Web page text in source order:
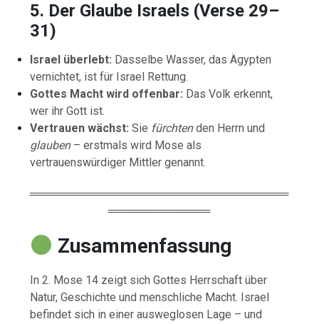
5. Der Glaube Israels (Verse 29–
31)
Israel überlebt: Dasselbe Wasser, das Ägypten
vernichtet, ist für Israel Rettung.
Gottes Macht wird offenbar: Das Volk erkennt,
wer ihr Gott ist.
Vertrauen wächst: Sie fürchtenden Herrn und
glauben– erstmals wird Mose als
vertrauenswürdiger Mittler genannt.
═════════════════════════════════
═════════════
Zusammenfassung
In 2. Mose 14 zeigt sich Gottes Herrschaft über
Natur, Geschichte und menschliche Macht. Israel
befindet sich in einer ausweglosen Lage – und